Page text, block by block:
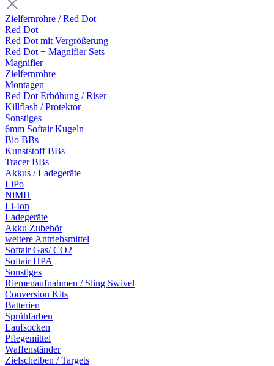
Zielfernrohre / Red Dot
Red Dot
Red Dot mit Vergrößerung
Red Dot + Magnifier Sets
Magnifier
Zielfernrohre
Montagen
Red Dot Erhöhung / Riser
Killflash / Protektor
Sonstiges
6mm Softair Kugeln
Bio BBs
Kunststoff BBs
Tracer BBs
Akkus / Ladegeräte
LiPo
NiMH
Li-Ion
Ladegeräte
Akku Zubehör
weitere Antriebsmittel
Softair Gas/ CO2
Softair HPA
Sonstiges
Riemenaufnahmen / Sling Swivel
Conversion Kits
Batterien
Sprühfarben
Laufsocken
Pflegemittel
Waffenständer
Zielscheiben / Targets